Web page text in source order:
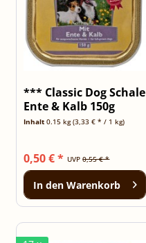
*** Classic Dog Schale
Ente & Kalb 150g
[***...
Inhalt0.15 kg(3,33 € * / 1 kg)
UVP0,55 € *
0,50 € *
In den Warenkorb